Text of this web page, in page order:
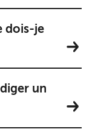
dois-je
un